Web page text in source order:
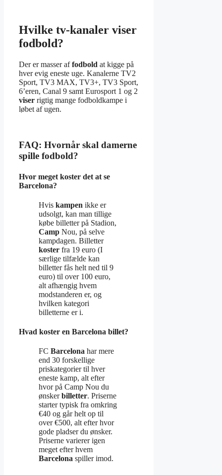
Hvilke tv-kanaler viser
fodbold?
Der er masser affodbold at kigge på
hver evig eneste uge. Kanalerne TV2
Sport, TV3 MAX, TV3+, TV3 Sport,
6’eren, Canal 9 samt Eurosport 1 og 2
viser rigtig mange fodboldkampe i
løbet af ugen.
FAQ: Hvornår skal damerne
spille fodbold?
Hvor meget koster det at se
Barcelona?
Hvis kampen ikke er
udsolgt, kan man tillige
købe billetter på Stadion,
Camp Nou, på selve
kampdagen. Billetter
koster fra 19 euro (I
særlige tilfælde kan
billetter fås helt ned til 9
euro) til over 100 euro,
alt afhængig hvem
modstanderen er, og
hvilken kategori
billetterne er i.
Hvad koster en Barcelona billet?
FC Barcelona har mere
end 30 forskellige
priskategorier til hver
eneste kamp, alt efter
hvor på Camp Nou du
ønskerbilletter. Priserne
starter typisk fra omkring
€40 og går helt op til
over €500, alt efter hvor
gode pladser du ønsker.
Priserne varierer igen
meget efter hvem
Barcelona spiller imod.